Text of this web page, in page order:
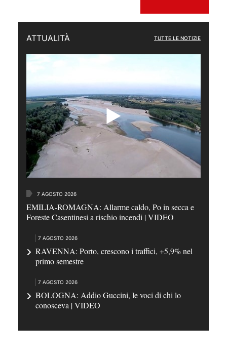
ATTUALITÀ TUTTE LE NOTIZIE
7 AGOSTO 2026
EMILIA-ROMAGNA: Allarme caldo, Po in secca e
Foreste Casentinesi a rischio incendi | VIDEO
7 AGOSTO 2026
RAVENNA: Porto, crescono i traffici, +5,9% nel
primo semestre
7 AGOSTO 2026
BOLOGNA: Addio Guccini, le voci di chi lo
conosceva | VIDEO